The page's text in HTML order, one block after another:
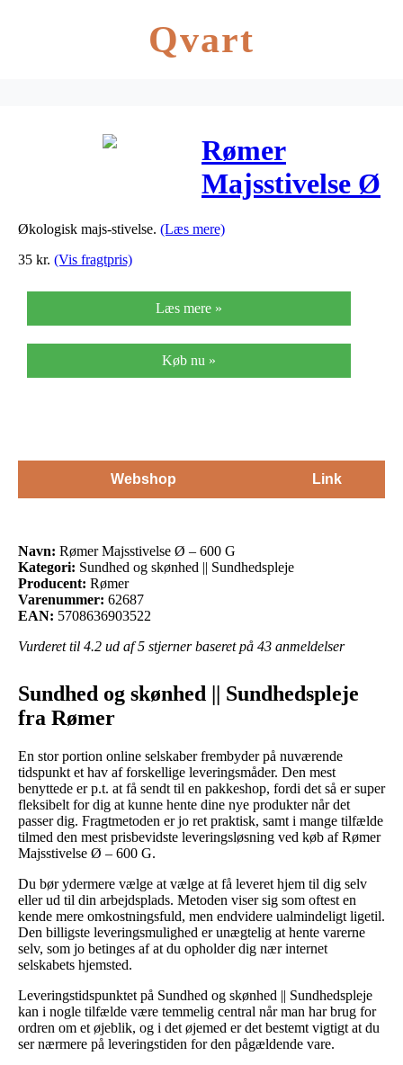
Qvart
Rømer
Majsstivelse Ø
– 600 G
Økologisk majs-stivelse. (Læs mere)
35 kr. (Vis fragtpris)
Læs mere »
Køb nu »
Webshop Link
Navn: Rømer Majsstivelse Ø – 600 G
Kategori: Sundhed og skønhed || Sundhedspleje
Producent: Rømer
Varenummer: 62687
EAN: 5708636903522
Vurderet til 4.2 ud af 5 stjerner baseret på 43 anmeldelser
Sundhed og skønhed || Sundhedspleje
fra Rømer
En stor portion online selskaber frembyder på nuværende
tidspunkt et hav af forskellige leveringsmåder. Den mest
benyttede er p.t. at få sendt til en pakkeshop, fordi det så er super
fleksibelt for dig at kunne hente dine nye produkter når det
passer dig. Fragtmetoden er jo ret praktisk, samt i mange tilfælde
tilmed den mest prisbevidste leveringsløsning ved køb af Rømer
Majsstivelse Ø – 600 G.
Du bør ydermere vælge at vælge at få leveret hjem til dig selv
eller ud til din arbejdsplads. Metoden viser sig som oftest en
kende mere omkostningsfuld, men endvidere ualmindeligt ligetil.
Den billigste leveringsmulighed er unægtelig at hente varerne
selv, som jo betinges af at du opholder dig nær internet
selskabets hjemsted.
Leveringstidspunktet på Sundhed og skønhed || Sundhedspleje
kan i nogle tilfælde være temmelig central når man har brug for
ordren om et øjeblik, og i det øjemed er det bestemt vigtigt at du
ser nærmere på leveringstiden for den pågældende vare.